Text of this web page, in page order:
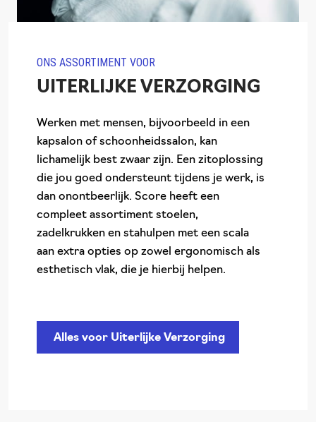
ONS ASSORTIMENT VOOR
UITERLIJKE VERZORGING
Werken met mensen, bijvoorbeeld in een
kapsalon of schoonheidssalon, kan
lichamelijk best zwaar zijn. Een zitoplossing
die jou goed ondersteunt tijdens je werk, is
dan onontbeerlijk. Score heeft een
compleet assortiment stoelen,
zadelkrukken en stahulpen met een scala
aan extra opties op zowel ergonomisch als
esthetisch vlak, die je hierbij helpen.
Alles voor Uiterlijke Verzorging